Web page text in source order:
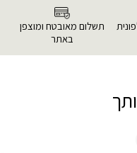
תשלום מאובטח ומוצפן
באתר
Add